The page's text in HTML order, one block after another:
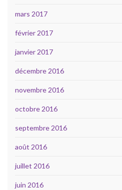
mars 2017
février 2017
janvier 2017
décembre 2016
novembre 2016
octobre 2016
septembre 2016
août 2016
juillet 2016
juin 2016